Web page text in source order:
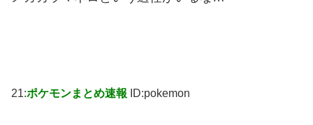
21:ポケモンまとめ速報 ID:pokemon